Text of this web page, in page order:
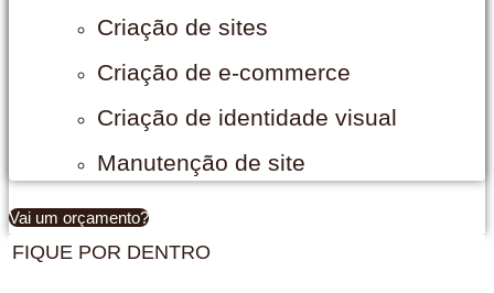
Criação de sites
Criação de e-commerce
Criação de identidade visual
Manutenção de site
Vai um orçamento?
FIQUE POR DENTRO